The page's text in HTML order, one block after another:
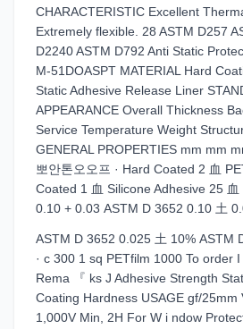
CHARACTERISTIC Excellent
Extremely flexible. 28 ASTM D257
D2240 ASTM D792 Anti Static
M-51DOASPT MATERIAL Hard
Static Adhesive Release Liner
APPEARANCE Overall Thickness
Service Temperature Weight
GENERAL PROPERTIES mm mm
뽀안톤오오프 · Hard Coated 2 血
Coated 1 血 Silicone Adhesive 25 血
0.10 + 0.03 ASTM D 3652 0.10 土
ASTM D 3652 0.025 土 10% ASTM
· c 300 1 sq PETfilm 1000 To order
Rema 『 ks J Adhesive Strength
Coating Hardness USAGE gf/25mm
1,000V Min, 2H For W i ndow